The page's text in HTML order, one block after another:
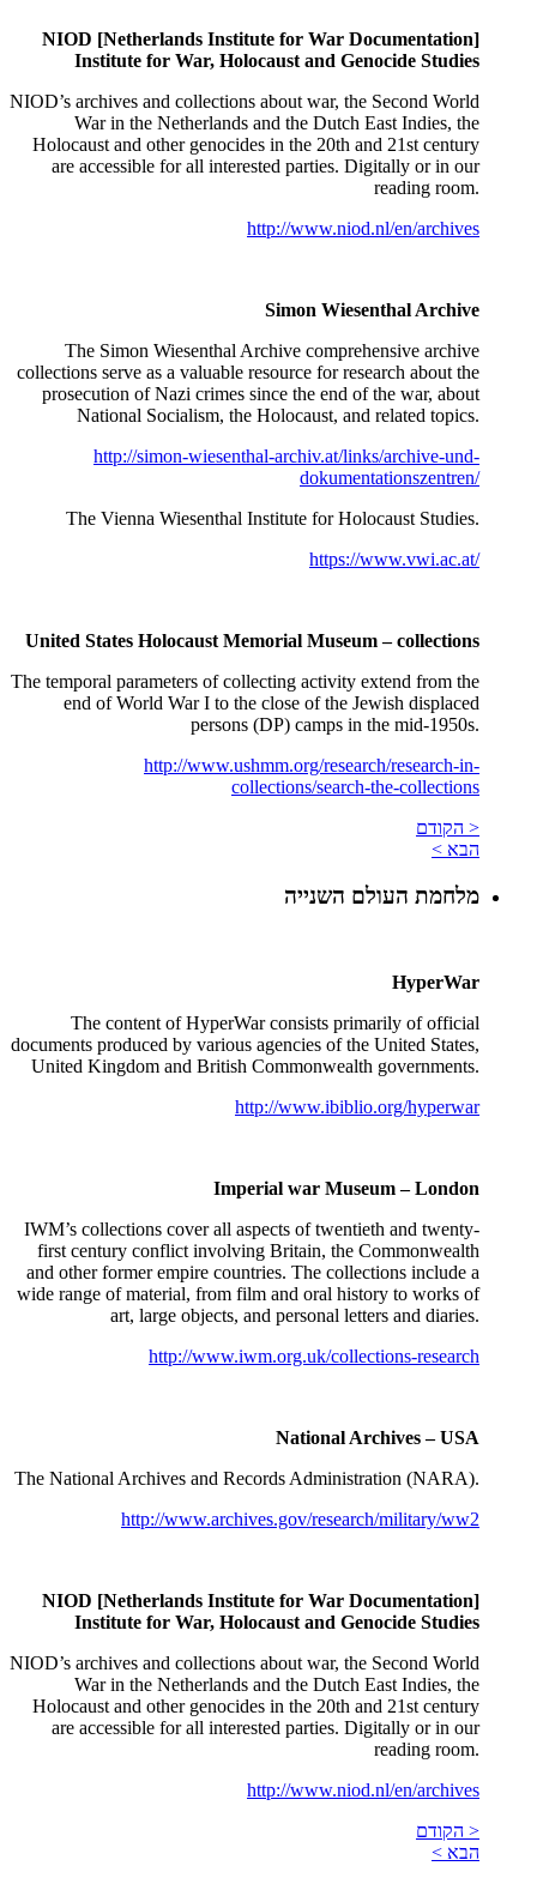
NIOD [Netherlands Institute for War Documentation]
Institute for War, Holocaust and Genocide Studies
NIOD’s archives and collections about war, the Second World
War in the Netherlands and the Dutch East Indies, the
Holocaust and other genocides in the 20th and 21st century
are accessible for all interested parties. Digitally or in our
reading room.
http://www.niod.nl/en/archives
Simon Wiesenthal Archive
The Simon Wiesenthal Archive comprehensive archive
collections serve as a valuable resource for research about the
prosecution of Nazi crimes since the end of the war, about
National Socialism, the Holocaust, and related topics.
http://simon-wiesenthal-archiv.at/links/archive-und-
dokumentationszentren/
The Vienna Wiesenthal Institute for Holocaust Studies.
https://www.vwi.ac.at/
United States Holocaust Memorial Museum – collections
The temporal parameters of collecting activity extend from the
end of World War I to the close of the Jewish displaced
persons (DP) camps in the mid-1950s.
http://www.ushmm.org/research/research-in-
collections/search-the-collections
< הקודם
הבא >
מלחמת העולם השנייה
HyperWar
The content of HyperWar consists primarily of official
documents produced by various agencies of the United States,
United Kingdom and British Commonwealth governments.
http://www.ibiblio.org/hyperwar
Imperial war Museum – London
IWM’s collections cover all aspects of twentieth and twenty-
first century conflict involving Britain, the Commonwealth
and other former empire countries. The collections include a
wide range of material, from film and oral history to works of
art, large objects, and personal letters and diaries.
http://www.iwm.org.uk/collections-research
National Archives – USA
The National Archives and Records Administration (NARA).
http://www.archives.gov/research/military/ww2
NIOD [Netherlands Institute for War Documentation]
Institute for War, Holocaust and Genocide Studies
NIOD’s archives and collections about war, the Second World
War in the Netherlands and the Dutch East Indies, the
Holocaust and other genocides in the 20th and 21st century
are accessible for all interested parties. Digitally or in our
reading room.
http://www.niod.nl/en/archives
< הקודם
הבא >